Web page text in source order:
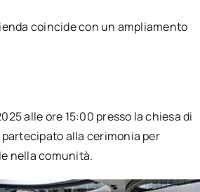
coincide con un ampliamento
alle ore 15:00 presso la chiesa di
alla cerimonia per
nella comunità.